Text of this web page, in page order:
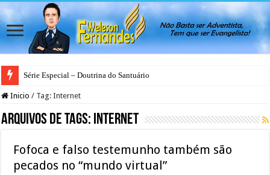
Série Especial – Doutrina do Santuário
Antes da Porta se Fechar: A Mensagem Profética do Santuário Celestial
Inicio / Tag:Internet
Arquivos de Tags: Internet
Fofoca e falso testemunho também são
pecados no “mundo virtual”